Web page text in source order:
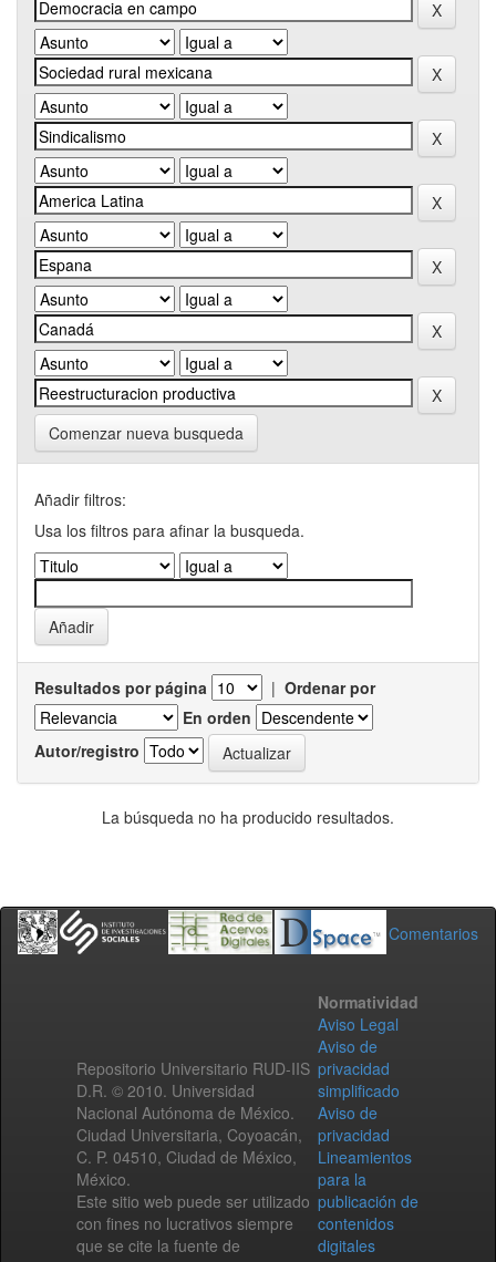
Comenzar nueva busqueda
Añadir filtros:
Usa los filtros para afinar la busqueda.
Resultados por página | Ordenar por
En orden
Autor/registro
La búsqueda no ha producido resultados.
Comentarios
Repositorio Universitario RUD-IIS
D.R. © 2010. Universidad
Nacional Autónoma de México.
Ciudad Universitaria, Coyoacán,
C. P. 04510, Ciudad de México,
México.
Este sitio web puede ser utilizado
con fines no lucrativos siempre
que se cite la fuente de
Normatividad
Aviso Legal
Aviso de
privacidad
simplificado
Aviso de
privacidad
Lineamientos
para la
publicación de
contenidos
digitales